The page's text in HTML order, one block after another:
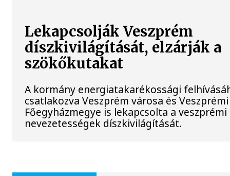
Lekapcsolják Veszprém
díszkivilágítását, elzárják a
szökőkutakat
A kormány energiatakarékossági
csatlakozva Veszprém városa és Veszprémi
Főegyházmegye is lekapcsolta a
nevezetességek díszkivilágítását.